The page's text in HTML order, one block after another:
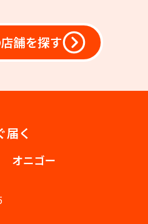
舗を探す
届く
オニゴー